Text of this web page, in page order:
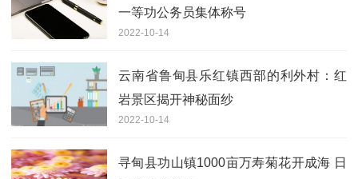
一等功公务员集体称号
2022-10-14
云南省鲁甸县乐红镇西部的利外村：红
岩景区揭开神秘面纱
2022-10-14
寻甸县功山镇1000亩万寿菊花开成海 日